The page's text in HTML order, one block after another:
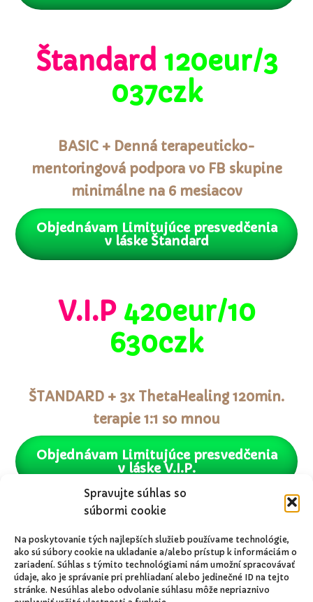
Spravujte súhlas so
súbormi cookie
Na poskytovanie tých najlepších služieb používame technológie,
ako sú súbory cookie na ukladanie a/alebo prístup k informáciám o
zariadení. Súhlas s týmito technológiami nám umožní spracovávať
údaje, ako je správanie pri prehliadaní alebo jedinečné ID na tejto
stránke. Nesúhlas alebo odvolanie súhlasu môže nepriaznivo
Štandard 120eur/3
037czk
BASIC + Denná terapeuticko-
mentoringová podpora vo FB skupine
minimálne na 6 mesiacov
Objednávam Limitujúce presvedčenia
v láske Štandard
V.I.P 420eur/10
630czk
ŠTANDARD + 3x ThetaHealing 120min.
terapie 1:1 so mnou
Objednávam Limitujúce presvedčenia
v láske V.I.P.
V.I.P na 3 splátky
3x150eur/3x 3 797czk